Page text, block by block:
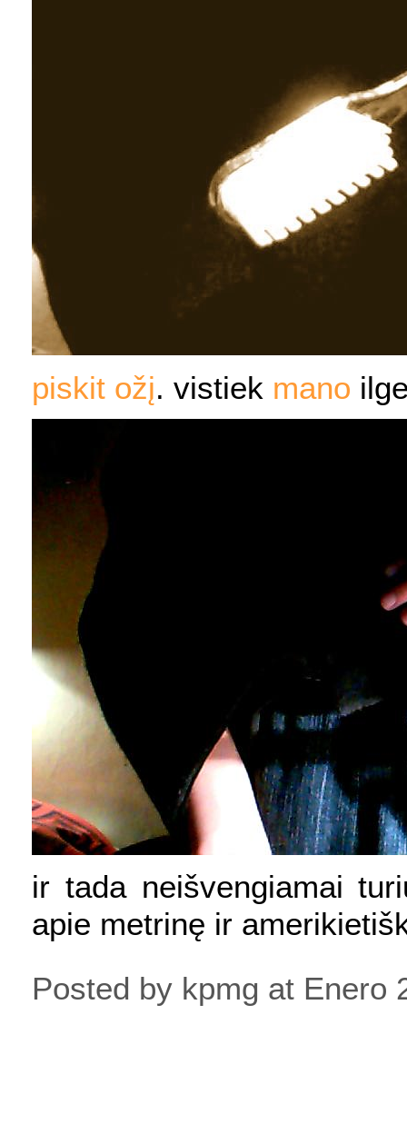
piskit ožį. vistiek mano
ir tada neišvengiamai
apie metrinę ir
Posted by kpmg at Enero